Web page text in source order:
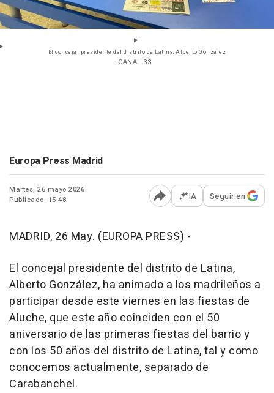
El concejal presidente del distrito de Latina, Alberto González
- CANAL 33
Europa Press Madrid
Martes, 26 mayo 2026
Publicado: 15:48
Abrir opciones para
IA Seguir en
MADRID, 26 May. (EUROPA PRESS) -
El concejal presidente del distrito de Latina,
Alberto González, ha animado a los madrileños a
participar desde este viernes en las fiestas de
Aluche, que este año coinciden con el 50
aniversario de las primeras fiestas del barrio y
con los 50 años del distrito de Latina, tal y como
conocemos actualmente, separado de
Carabanchel.